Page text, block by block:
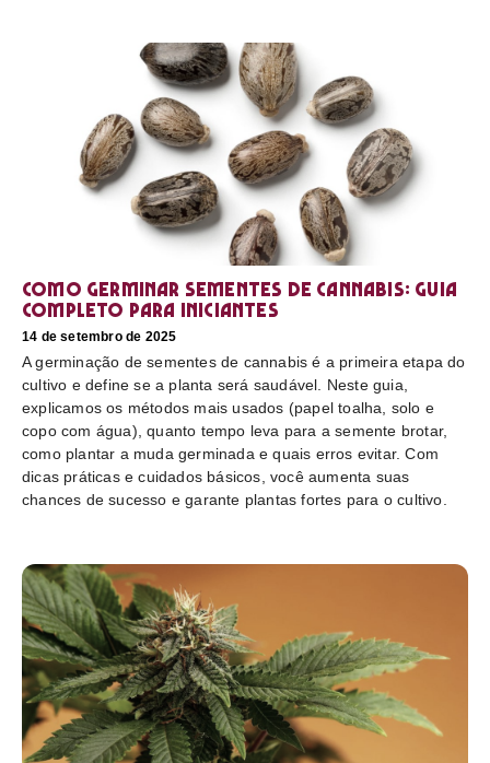
Como germinar sementes de cannabis: guia
completo para iniciantes
14 de setembro de 2025
A germinação de sementes de cannabis é a primeira etapa do
cultivo e define se a planta será saudável. Neste guia,
explicamos os métodos mais usados (papel toalha, solo e
copo com água), quanto tempo leva para a semente brotar,
como plantar a muda germinada e quais erros evitar. Com
dicas práticas e cuidados básicos, você aumenta suas
chances de sucesso e garante plantas fortes para o cultivo.